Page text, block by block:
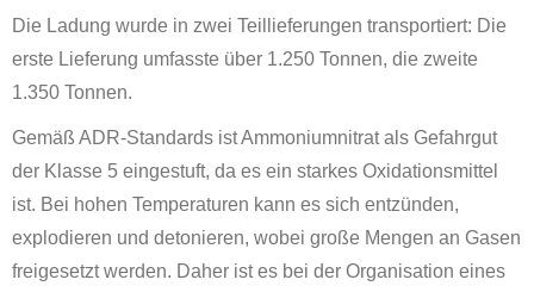
Die Ladung wurde in zwei Teillieferungen transportiert: Die
erste Lieferung umfasste über 1.250 Tonnen, die zweite
1.350 Tonnen.
Gemäß ADR-Standards ist Ammoniumnitrat als Gefahrgut
der Klasse 5 eingestuft, da es ein starkes Oxidationsmittel
ist. Bei hohen Temperaturen kann es sich entzünden,
explodieren und detonieren, wobei große Mengen an Gasen
freigesetzt werden. Daher ist es bei der Organisation eines